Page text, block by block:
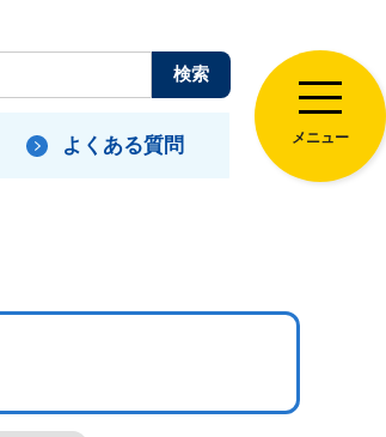
メニュー
よくある質問